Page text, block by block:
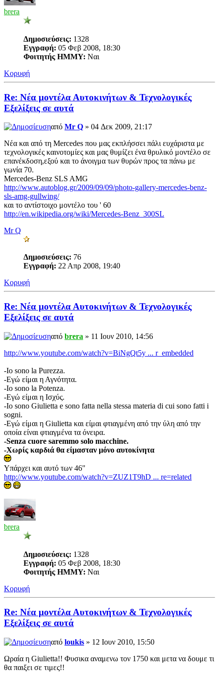
brera
Δημοσιεύσεις: 1328
Εγγραφή: 05 Φεβ 2008, 18:30
Φοιτητής ΗΜΜΥ: Ναι
Κορυφή
Re: Νέα μοντέλα Αυτοκινήτων & Τεχνολογικές
Εξελίξεις σε αυτά
από Mr Q » 04 Δεκ 2009, 21:17
Νέα και από τη Mercedes που μας εκπλήσσει πάλι ευχάριστα με
τεχνολογικές καινοτομίες και μας θυμίζει ένα θρυλικό μοντέλο σε
επανέκδοση,εξού και το άνοιγμα των θυρών προς τα πάνω με
γωνία 70.
Μercedes-Benz SLS AMG
http://www.autoblog.gr/2009/09/09/photo-gallery-mercedes-benz-
sls-amg-gullwing/
και το αντίστοιχο μοντέλο του ' 60
http://en.wikipedia.org/wiki/Mercedes-Benz_300SL
Mr Q
Δημοσιεύσεις: 76
Εγγραφή: 22 Απρ 2008, 19:40
Κορυφή
Re: Νέα μοντέλα Αυτοκινήτων & Τεχνολογικές
Εξελίξεις σε αυτά
από brera » 11 Ιουν 2010, 14:56
http://www.youtube.com/watch?v=BiNgQt5y ... r_embedded
-Io sono la Purezza.
-Εγώ είμαι η Αγνότητα.
-Io sono la Potenza.
-Εγώ είμαι η Ισχύς.
-Io sono Giulietta e sono fatta nella stessa materia di cui sono fatti i
sogni.
-Εγώ είμαι η Giulietta και είμαι φτιαγμένη από την ύλη από την
οποία είναι φτιαγμένα τα όνειρα.
-Senza cuore saremmo solo macchine.
-Χωρίς καρδιά θα είμασταν μόνο αυτοκίνητα
Yπάρχει και αυτό των 46"
http://www.youtube.com/watch?v=ZUZ1T9hD ... re=related
brera
Δημοσιεύσεις: 1328
Εγγραφή: 05 Φεβ 2008, 18:30
Φοιτητής ΗΜΜΥ: Ναι
Κορυφή
Re: Νέα μοντέλα Αυτοκινήτων & Τεχνολογικές
Εξελίξεις σε αυτά
από loukis » 12 Ιουν 2010, 15:50
Ωραία η Giulietta!! Φυσικα αναμενω τον 1750 και μετα να δουμε τι
θα παιξει σε τιμες!!